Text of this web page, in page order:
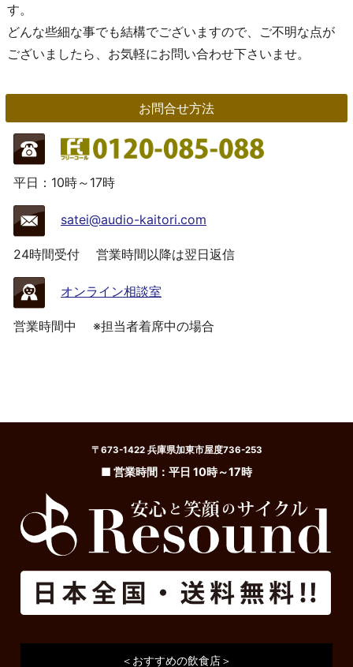
す。
どんな些細な事でも結構でございますので、ご不明な点が
ございましたら、お気軽にお問い合わせ下さいませ。
お問合せ方法
平日：10時～17時
satei@audio-kaitori.com
24時間受付 営業時間以降は翌日返信
オンライン相談室
営業時間中 ※担当者着席中の場合
〒673-1422 兵庫県加東市屋度736-253
■ 営業時間：平日 10時～17時
＜おすすめの飲食店＞